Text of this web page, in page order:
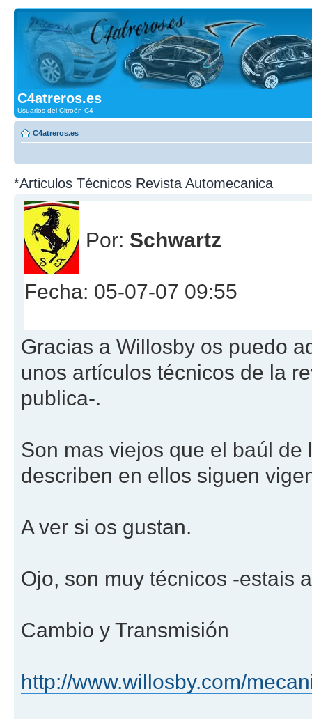
C4atreros.es
Usuarios del Citroën C4
C4atreros.es
*Articulos Técnicos Revista Automecanica
Por: Schwartz
Fecha: 05-07-07 09:55
Gracias a Willosby os puedo
unos artículos técnicos de la
publica-.
Son mas viejos que el baúl
describen en ellos siguen
A ver si os gustan.
Ojo, son muy técnicos -estais
Cambio y Transmisión
http://www.willosby.com/